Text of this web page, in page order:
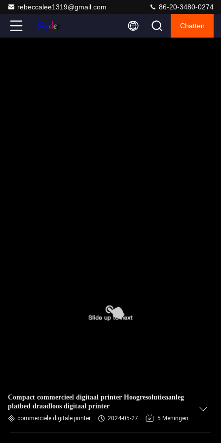
rebeccalee1319@gmail.com 86-20-3480-0274
Chatten
Compact commercieel digitaal printer Hoogresolutieaanleg
platbed draadloos digitaal printer
commerciële digitale printer 2024-05-27 5 Meningen